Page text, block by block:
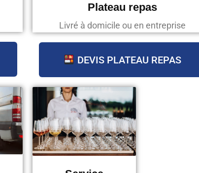
Plateau repas
Livré à domicile ou en entreprise
DEVIS PLATEAU REPAS